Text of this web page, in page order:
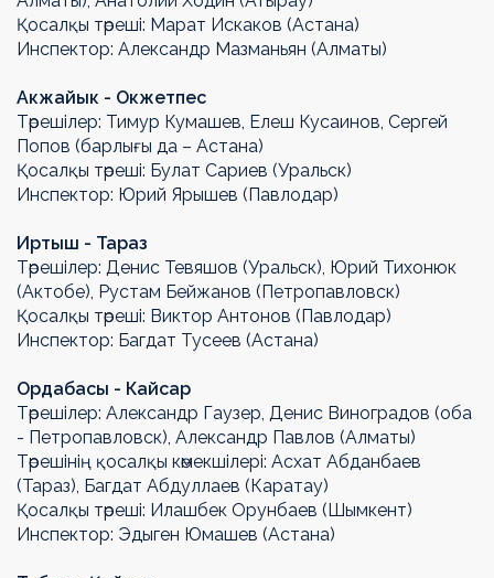
Қосалқы төреші: Марат Искаков (Астана)
Инспектор: Александр Мазманьян (Алматы)
Акжайык - Окжетпес
Төрешілер: Тимур Кумашев, Елеш Кусаинов, Сергей
Попов (барлығы да – Астана)
Қосалқы төреші: Булат Сариев (Уральск)
Инспектор: Юрий Ярышев (Павлодар)
Иртыш - Тараз
Төрешілер: Денис Тевяшов (Уральск), Юрий Тихонюк
(Актобе), Рустам Бейжанов (Петропавловск)
Қосалқы төреші: Виктор Антонов (Павлодар)
Инспектор: Багдат Тусеев (Астана)
Ордабасы - Кайсар
Төрешілер: Александр Гаузер, Денис Виноградов (оба
- Петропавловск), Александр Павлов (Алматы)
Төрешінің қосалқы көмекшілері: Асхат Абданбаев
(Тараз), Багдат Абдуллаев (Каратау)
Қосалқы төреші: Илашбек Орунбаев (Шымкент)
Инспектор: Эдыген Юмашев (Астана)